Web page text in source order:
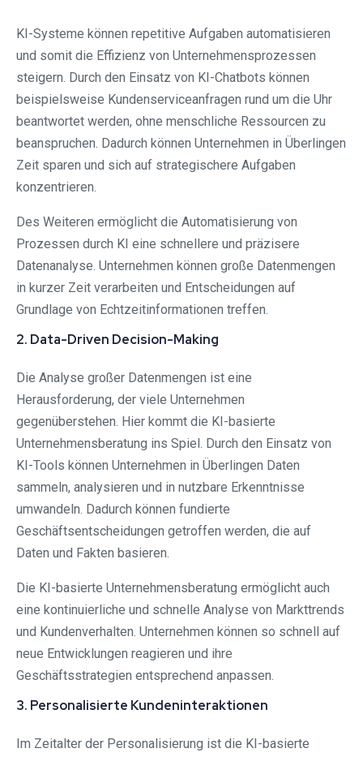
KI-Systeme können repetitive Aufgaben automatisieren
und somit die Effizienz von Unternehmensprozessen
steigern. Durch den Einsatz von KI-Chatbots können
beispielsweise Kundenserviceanfragen rund um die Uhr
beantwortet werden, ohne menschliche Ressourcen zu
beanspruchen. Dadurch können Unternehmen in Überlingen
Zeit sparen und sich auf strategischere Aufgaben
konzentrieren.
Des Weiteren ermöglicht die Automatisierung von
Prozessen durch KI eine schnellere und präzisere
Datenanalyse. Unternehmen können große Datenmengen
in kurzer Zeit verarbeiten und Entscheidungen auf
Grundlage von Echtzeitinformationen treffen.
2. Data-Driven Decision-Making
Die Analyse großer Datenmengen ist eine
Herausforderung, der viele Unternehmen
gegenüberstehen. Hier kommt die KI-basierte
Unternehmensberatung ins Spiel. Durch den Einsatz von
KI-Tools können Unternehmen in Überlingen Daten
sammeln, analysieren und in nutzbare Erkenntnisse
umwandeln. Dadurch können fundierte
Geschäftsentscheidungen getroffen werden, die auf
Daten und Fakten basieren.
Die KI-basierte Unternehmensberatung ermöglicht auch
eine kontinuierliche und schnelle Analyse von Markttrends
und Kundenverhalten. Unternehmen können so schnell auf
neue Entwicklungen reagieren und ihre
Geschäftsstrategien entsprechend anpassen.
3. Personalisierte Kundeninteraktionen
Im Zeitalter der Personalisierung ist die KI-basierte